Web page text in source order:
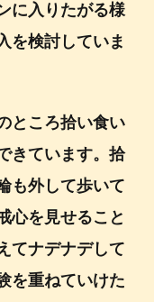
に入りたがる様
を検討していま
ところ拾い食い
きています。拾
も外して歩いて
心を見せること
てナデナデして
を重ねていけた